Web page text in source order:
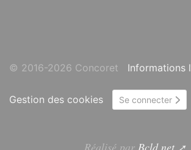
© 2016-2026 Concoret Informations
Gestion des cookies Se connecter
Réalisé par Bcld.net